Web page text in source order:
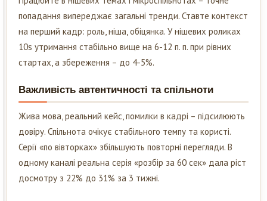
попадання випереджає загальні тренди. Ставте контекст
на перший кадр: роль, ніша, обіцянка. У нішевих роликах
10s утримання стабільно вище на 6-12 п. п. при рівних
стартах, а збереження – до 4-5%.
Важливість автентичності та спільноти
Жива мова, реальний кейс, помилки в кадрі – підсилюють
довіру. Спільнота очікує стабільного темпу та користі.
Серії «по вівторках» збільшують повторні перегляди. В
одному каналі реальна серія «розбір за 60 сек» дала ріст
досмотру з 22% до 31% за 3 тижні.